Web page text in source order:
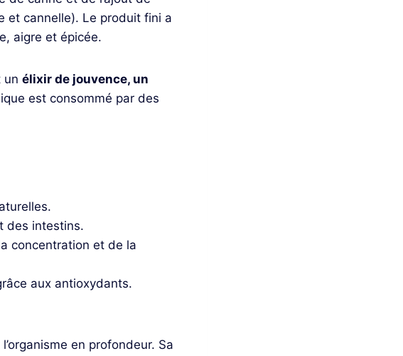
et cannelle). Le produit fini a
aigre et épicée.
un élixir de jouvence, un
est consommé par des
des intestins.
concentration et de la
aux antioxydants.
en profondeur. Sa